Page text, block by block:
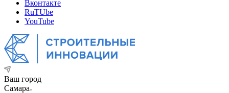
Вконтакте
RuTUbe
YouTube
Ваш город
Самара